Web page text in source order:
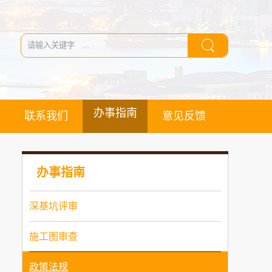
联系我们 办事指南 意见反馈
办事指南
深基坑评审
施工图审查
政策法规